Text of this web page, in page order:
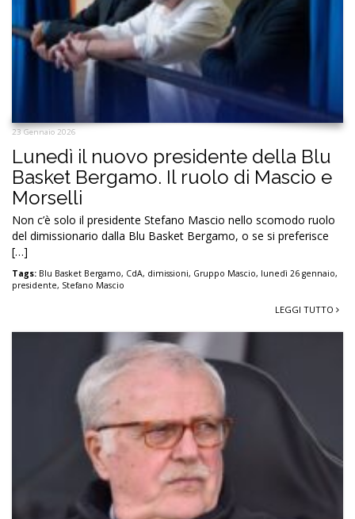
23 Gennaio 2026
Lunedì il nuovo presidente della Blu
Basket Bergamo. Il ruolo di Mascio e
Morselli
Non c’è solo il presidente Stefano Mascio nello scomodo ruolo
del dimissionario dalla Blu Basket Bergamo, o se si preferisce
[…]
Tags: Blu Basket Bergamo, CdA, dimissioni, Gruppo Mascio, lunedì 26 gennaio,
presidente, Stefano Mascio
LEGGI TUTTO